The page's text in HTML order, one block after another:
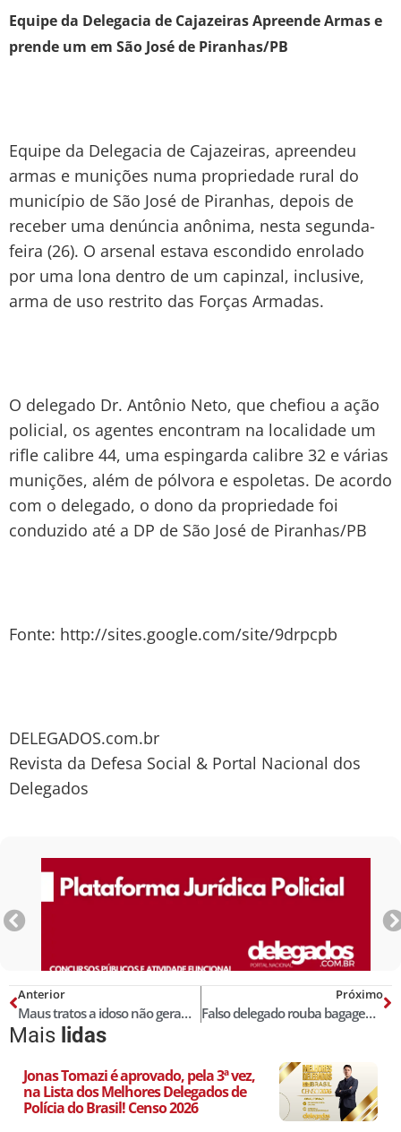
Equipe da Delegacia de Cajazeiras Apreende Armas e
prende um em São José de Piranhas/PB
Equipe da Delegacia de Cajazeiras, apreendeu
armas e munições numa propriedade rural do
município de São José de Piranhas, depois de
receber uma denúncia anônima, nesta segunda-
feira (26). O arsenal estava escondido enrolado
por uma lona dentro de um capinzal, inclusive,
arma de uso restrito das Forças Armadas.
O delegado Dr. Antônio Neto, que chefiou a ação
policial, os agentes encontram na localidade um
rifle calibre 44, uma espingarda calibre 32 e várias
munições, além de pólvora e espoletas. De acordo
com o delegado, o dono da propriedade foi
conduzido até a DP de São José de Piranhas/PB
Fonte: http://sites.google.com/site/9drpcpb
DELEGADOS.com.br
Revista da Defesa Social & Portal Nacional dos
Delegados
Anterior
Maus tratos a idoso não geram responsabilidade solidária
Próximo
Falso delegado rouba bagagens em pousadas no Ceará, diz polícia
Mais lidas
Jonas Tomazi é aprovado, pela 3ª vez,
na Lista dos Melhores Delegados de
Polícia do Brasil! Censo 2026